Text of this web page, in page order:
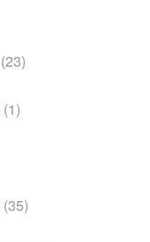
(23)
(1)
(35)